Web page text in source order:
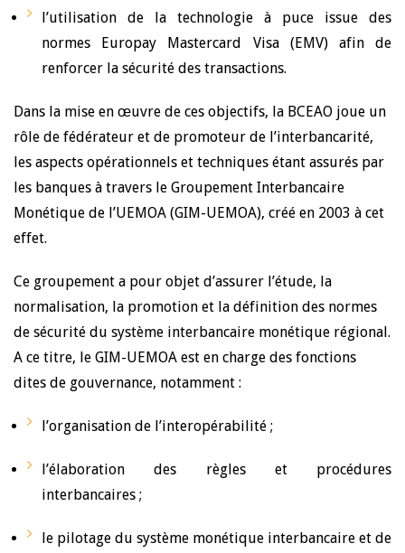
l’utilisation de la technologie à puce issue des
normes Europay Mastercard Visa (EMV) afin de
renforcer la sécurité des transactions.
Dans la mise en œuvre de ces objectifs, la BCEAO joue un
rôle de fédérateur et de promoteur de l’interbancarité,
les aspects opérationnels et techniques étant assurés par
les banques à travers le Groupement Interbancaire
Monétique de l’UEMOA (GIM-UEMOA), créé en 2003 à cet
effet.
Ce groupement a pour objet d’assurer l’étude, la
normalisation, la promotion et la définition des normes
de sécurité du système interbancaire monétique régional.
A ce titre, le GIM-UEMOA est en charge des fonctions
dites de gouvernance, notamment :
l’organisation de l’interopérabilité ;
l’élaboration des règles et procédures
interbancaires ;
le pilotage du système monétique interbancaire et de